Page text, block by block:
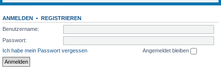
ANMELDEN • REGISTRIEREN
Benutzername:
Passwort:
Ich habe mein Passwort vergessen
Angemeldet bleiben